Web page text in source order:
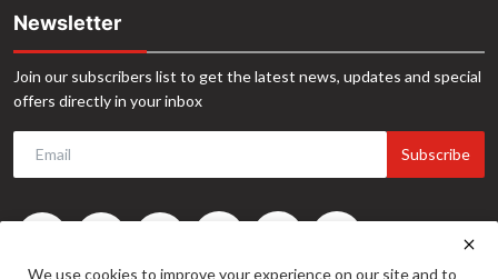
Newsletter
Join our subscribers list to get the latest news, updates and special
offers directly in your inbox
Subscribe
We use cookies to improve your experience on our site and to